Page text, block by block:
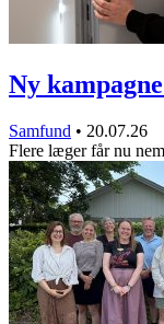
Ny
Samfund • 20.07.26
Flere læger får nu